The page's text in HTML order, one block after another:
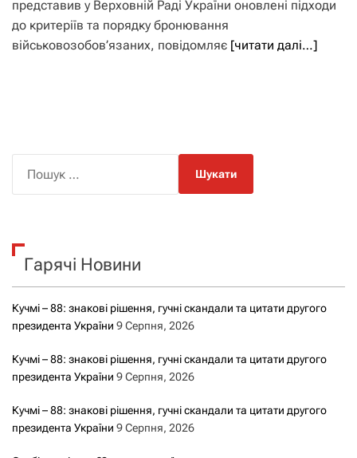
представив у Верховній Раді України оновлені підходи
до критеріїв та порядку бронювання
військовозобов’язаних, повідомляє [читати далі…]
к
Гарячі Новини
Кучмі – 88: знакові рішення, гучні скандали та цитати другого
президента України 9 Серпня, 2026
Кучмі – 88: знакові рішення, гучні скандали та цитати другого
президента України 9 Серпня, 2026
Кучмі – 88: знакові рішення, гучні скандали та цитати другого
президента України 9 Серпня, 2026